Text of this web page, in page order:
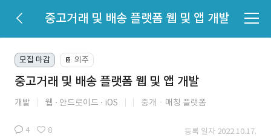
중고거래 및 배송 플랫폼 웹 및 앱 개발
모집 마감 📔 외주
중고거래 및 배송 플랫폼 웹 및 앱 개발
개발 웹 안드로이드 iOS 중개ㆍ매칭 플랫폼
4 8 등록 일자 2022.10.17.